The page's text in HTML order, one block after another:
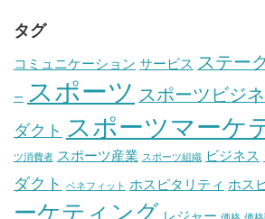
タグ
コミュニケーション サービス ステー
ー スポーツ スポーツビジ
ダクト スポーツマーケ
ツ消費者 スポーツ産業 スポーツ組織 ビジネス
ダクト
ベネフィット ホスピタリティ ホス
ーケティング